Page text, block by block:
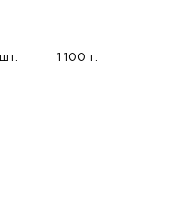
1 100 г.